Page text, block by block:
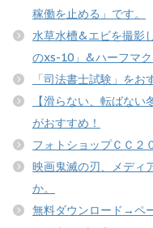
稼働を止める」です。
水草水槽&エビを撮影
のxs-10」&ハーフマ
「司法書士試験」をお
【滑らない、転ばな
がおすすめ！
フォトショップＣＣ２
映画鬼滅の刃、メディ
か。
無料ダウンロード→ペ